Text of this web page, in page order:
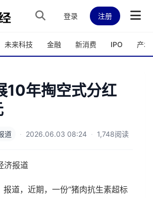
登录 注册
未来科技 金融 新消费 IPO 产城
10年掏空式分红
道 · 2026.06.03 08:24 · 1,748阅读
济报道
报道，近期，一份“猪肉抗生素超标